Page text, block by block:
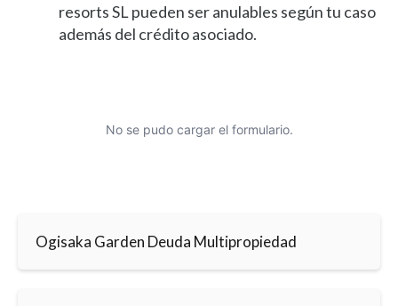
resorts SL pueden ser anulables según tu caso
además del crédito asociado.
No se pudo cargar el formulario.
Ogisaka Garden Deuda Multipropiedad